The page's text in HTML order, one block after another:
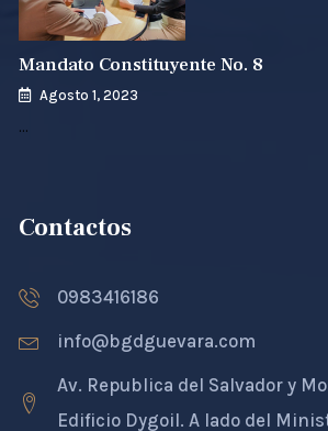
Mandato Constituyente No. 8
Agosto 1, 2023
…
Contactos
0983416186
info@bgdguevara.com
Av. Republica del Salvador y
Edificio Dygoil. A lado del